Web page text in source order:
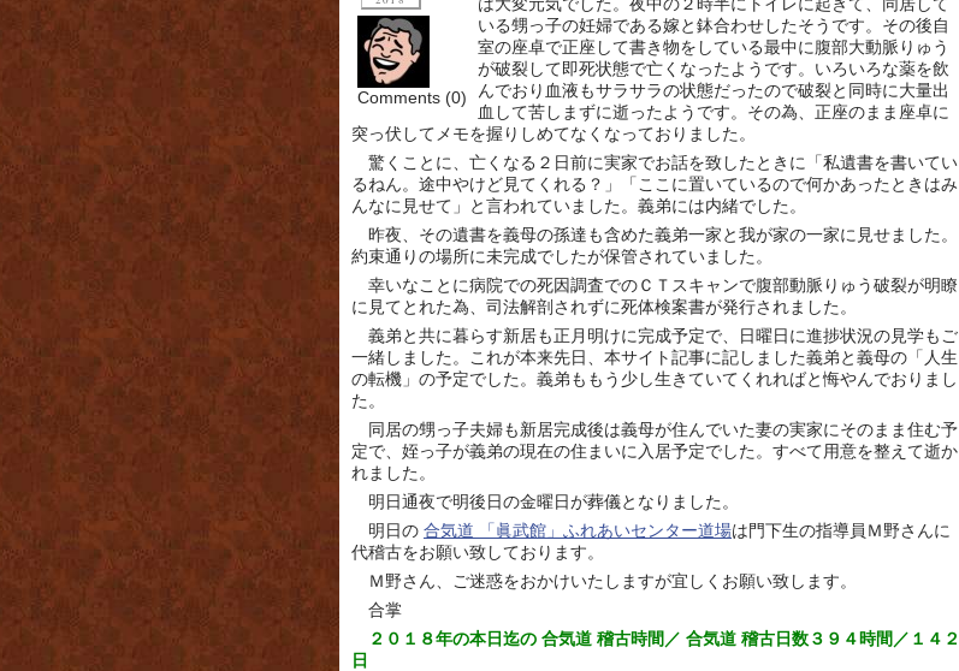
Comments (0)
いる甥っ子の妊婦である嫁と鉢合わせしたそうです。その後自
室の座卓で正座して書き物をしている最中に腹部大動脈りゅう
が破裂して即死状態で亡くなったようです。いろいろな薬を飲
んでおり血液もサラサラの状態だったので破裂と同時に大量出
血して苦しまずに逝ったようです。その為、正座のまま座卓に
突っ伏してメモを握りしめてなくなっておりました。
驚くことに、亡くなる２日前に実家でお話を致したときに「私遺書を書いてい
るねん。途中やけど見てくれる？」「ここに置いているので何かあったときはみ
んなに見せて」と言われていました。義弟には内緒でした。
昨夜、その遺書を義母の孫達も含めた義弟一家と我が家の一家に見せました。
約束通りの場所に未完成でしたが保管されていました。
幸いなことに病院での死因調査でのＣＴスキャンで腹部動脈りゅう破裂が明瞭
に見てとれた為、司法解剖されずに死体検案書が発行されました。
義弟と共に暮らす新居も正月明けに完成予定で、日曜日に進捗状況の見学もご
一緒しました。これが本来先日、本サイト記事に記しました義弟と義母の「人生
の転機」の予定でした。義弟ももう少し生きていてくれればと悔やんでおりまし
た。
同居の甥っ子夫婦も新居完成後は義母が住んでいた妻の実家にそのまま住む予
定で、姪っ子が義弟の現在の住まいに入居予定でした。すべて用意を整えて逝か
れました。
明日通夜で明後日の金曜日が葬儀となりました。
明日の 合気道 「眞武館」ふれあいセンター道場は門下生の指導員Ｍ野さんに
代稽古をお願い致しております。
Ｍ野さん、ご迷惑をおかけいたしますが宜しくお願い致します。
合掌
２０１８年の本日迄の 合気道 稽古時間／ 合気道 稽古日数３９４時間／１４２
日